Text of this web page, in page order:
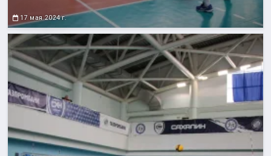
17 мая 2024 г.